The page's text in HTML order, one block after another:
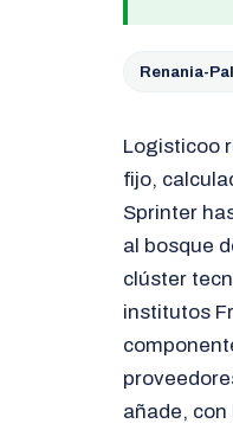
Renania-
Logisticoo
fijo,
Sprinter
al bosque
clúster
institutos
añade,